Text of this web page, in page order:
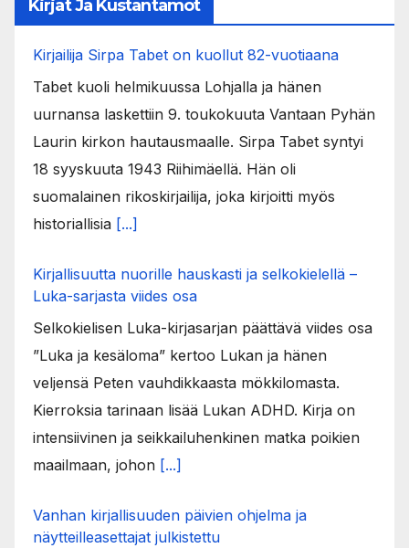
Kirjat Ja Kustantamot
Kirjailija Sirpa Tabet on kuollut 82-vuotiaana
Tabet kuoli helmikuussa Lohjalla ja hänen
uurnansa laskettiin 9. toukokuuta Vantaan Pyhän
Laurin kirkon hautausmaalle. Sirpa Tabet syntyi
18 syyskuuta 1943 Riihimäellä. Hän oli
suomalainen rikoskirjailija, joka kirjoitti myös
historiallisia [...]
Kirjallisuutta nuorille hauskasti ja selkokielellä –
Luka-sarjasta viides osa
Selkokielisen Luka-kirjasarjan päättävä viides osa
”Luka ja kesäloma” kertoo Lukan ja hänen
veljensä Peten vauhdikkaasta mökkilomasta.
Kierroksia tarinaan lisää Lukan ADHD. Kirja on
intensiivinen ja seikkailuhenkinen matka poikien
maailmaan, johon [...]
Vanhan kirjallisuuden päivien ohjelma ja
näytteilleasettajat julkistettu